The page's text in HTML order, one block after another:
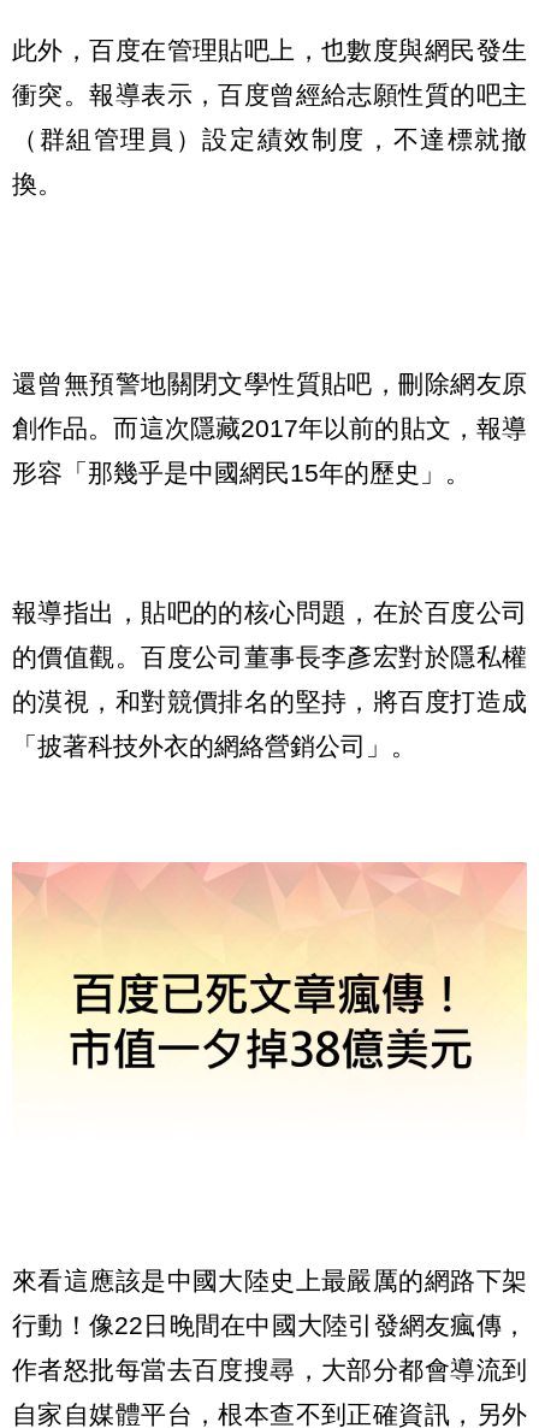
此外，百度在管理貼吧上，也數度與網民發生
衝突。報導表示，百度曾經給志願性質的吧主
（群組管理員）設定績效制度，不達標就撤
換。
還曾無預警地關閉文學性質貼吧，刪除網友原
創作品。而這次隱藏2017年以前的貼文，報導
形容「那幾乎是中國網民15年的歷史」。
報導指出，貼吧的的核心問題，在於百度公司
的價值觀。百度公司董事長李彥宏對於隱私權
的漠視，和對競價排名的堅持，將百度打造成
「披著科技外衣的網絡營銷公司」。
來看這應該是中國大陸史上最嚴厲的網路下架
行動！像22日晚間在中國大陸引發網友瘋傳，
作者怒批每當去百度搜尋，大部分都會導流到
自家自媒體平台，根本查不到正確資訊，另外